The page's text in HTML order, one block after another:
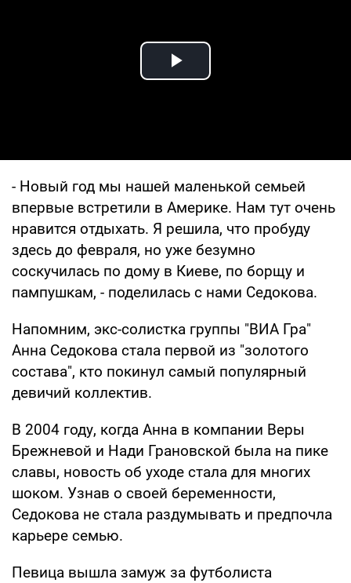
Play Video
- Новый год мы нашей маленькой семьей
впервые встретили в Америке. Нам тут очень
нравится отдыхать. Я решила, что пробуду
здесь до февраля, но уже безумно
соскучилась по дому в Киеве, по борщу и
пампушкам, - поделилась с нами Седокова.
Напомним, экс-солистка группы "ВИА Гра"
Анна Седокова стала первой из "золотого
состава", кто покинул самый популярный
девичий коллектив.
В 2004 году, когда Анна в компании Веры
Брежневой и Нади Грановской была на пике
славы, новость об уходе стала для многих
шоком. Узнав о своей беременности,
Седокова не стала раздумывать и предпочла
карьере семью.
Певица вышла замуж за футболиста